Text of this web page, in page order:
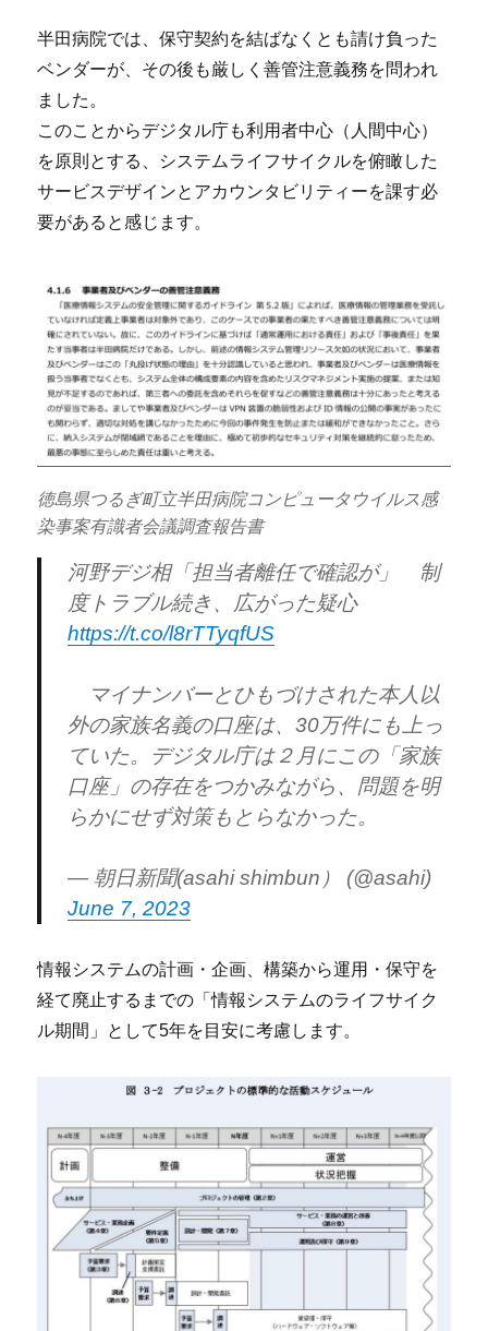
半田病院では、保守契約を結ばなくとも請け負った
ベンダーが、その後も厳しく善管注意義務を問われ
ました。
このことからデジタル庁も利用者中心（人間中心）
を原則とする、システムライフサイクルを俯瞰した
サービスデザインとアカウンタビリティーを課す必
要があると感じます。
徳島県つるぎ町立半田病院コンピュータウイルス感
染事案有識者会議調査報告書
河野デジ相「担当者離任で確認が」 制
度トラブル続き、広がった疑心
https://t.co/l8rTTyqfUS
マイナンバーとひもづけされた本人以
外の家族名義の口座は、30万件にも上っ
ていた。デジタル庁は２月にこの「家族
口座」の存在をつかみながら、問題を明
らかにせず対策もとらなかった。
— 朝日新聞(asahi shimbun） (@asahi)
June 7, 2023
情報システムの計画・企画、構築から運用・保守を
経て廃止するまでの「情報システムのライフサイク
ル期間」として5年を目安に考慮します。